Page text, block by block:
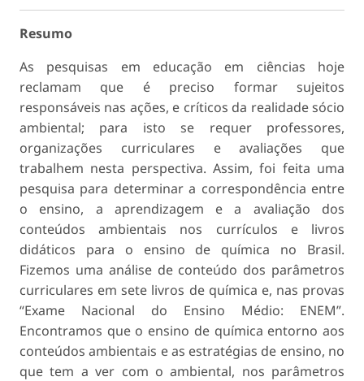
Resumo
As pesquisas em educação em ciências hoje
reclamam que é preciso formar sujeitos
responsáveis nas ações, e críticos da realidade sócio
ambiental; para isto se requer professores,
organizações curriculares e avaliações que
trabalhem nesta perspectiva. Assim, foi feita uma
pesquisa para determinar a correspondência entre
o ensino, a aprendizagem e a avaliação dos
conteúdos ambientais nos currículos e livros
didáticos para o ensino de química no Brasil.
Fizemos uma análise de conteúdo dos parâmetros
curriculares em sete livros de química e, nas provas
“Exame Nacional do Ensino Médio: ENEM”.
Encontramos que o ensino de química entorno aos
conteúdos ambientais e as estratégias de ensino, no
que tem a ver com o ambiental, nos parâmetros